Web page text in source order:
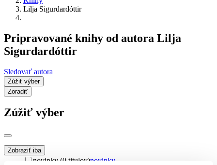
Lilja Sigurdardóttir
Pripravované knihy od autora Lilja
Sigurdardóttir
Sledovať autora
Zúžiť výber
Zoradiť
Zúžiť výber
Zobraziť iba
novinky (0 titulov)novinky